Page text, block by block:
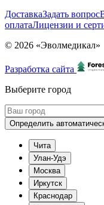
ДоставкаЗадать вопрос
оплатаЛицензии и
© 2026 «Эволмедикал»
Разработка сайта
Выберите город
Определить
Чита
Улан-Удэ
Москва
Иркутск
Краснодар